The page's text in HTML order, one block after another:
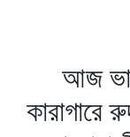
আজ
কারাগারে